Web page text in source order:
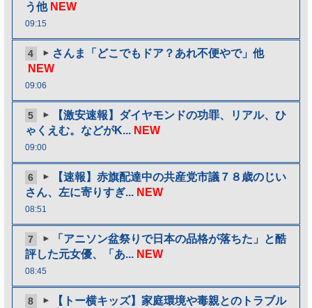
う他 NEW
09:15
4
さんま「どこでもドア？あれ不便やで」他
NEW
09:06
5
【激安速報】ダイヤモンドの功罪、リアル、ひ
ゃくえむ。などがK... NEW
09:00
6
【速報】赤旗配達中の共産党市議７８歳のじい
さん、左に寄りすぎ... NEW
08:51
7
「アニソン盆祭りで日本の品格が落ちた」と酷
評した元女優、「あ... NEW
08:45
8
【トー横キッズ】家庭環境や毒親とのトラブル